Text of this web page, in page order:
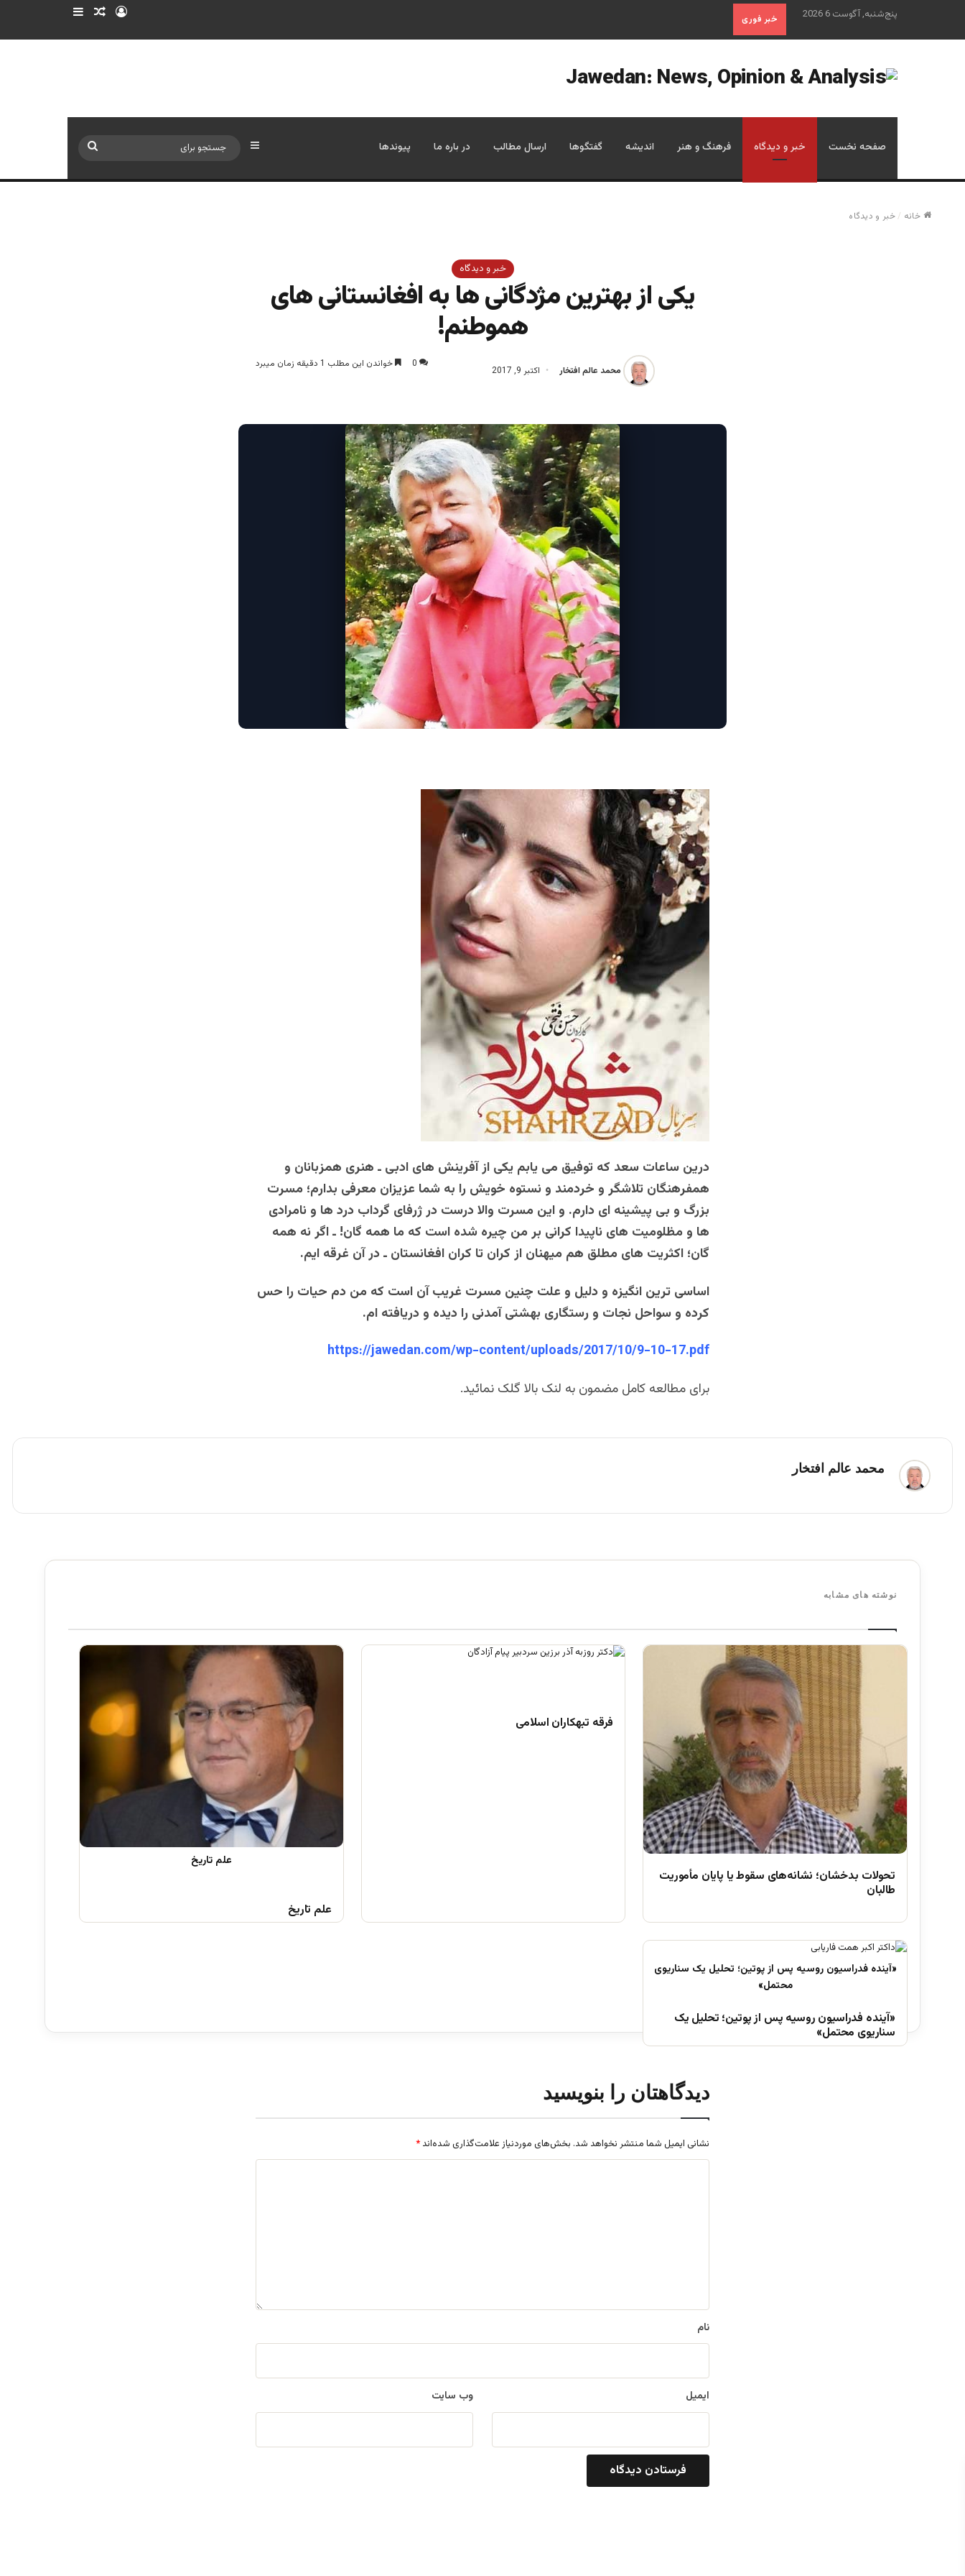
پنج‌شنبه, آگوست 6 2026 خبر فوری ورود نوشته تصادفی
صفحه نخست خبر و دیدگاه فرهنگ و هنر اندیشه گفتگوها ارسال مطالب در باره ما پیوندها سایدبار
خانه /خبر و دیدگاه
خبر و دیدگاه
یکی از بهترین مژدگانی ها به افغانستانی های
هموطنم!
محمد عالم افتخار اکتبر 9, 2017
0 خواندن این مطلب 1 دقیقه زمان میبرد
درین ساعات سعد که توفیق می یابم یکی از آفرینش های ادبی ـ هنری همزبانان و
همفرهنگان تلاشگر و خردمند و نستوه خویش را به شما عزیزان معرفی بدارم؛ مسرت
بزرگ و بی پیشینه ای دارم. و این مسرت والا درست در ژرفای گرداب درد ها و نامرادی
ها و مظلومیت های ناپیدا کرانی بر من چیره شده است که ما همه گان! ـ اگر نه همه
گان؛ اکثریت های مطلق هم میهنان از کران تا کران افغانستان ـ در آن غرقه ایم.
اساسی ترین انگیزه و دلیل و علت چنین مسرت غریب آن است که من دم حیات را حس
کرده و سواحل نجات و رستگاری بهشتی آمدنی را دیده و دریافته ام.
https://jawedan.com/wp-content/uploads/2017/10/9-10-17.pdf
برای مطالعه کامل مضمون به لنک بالا گلک نمائید.
محمد عالم افتخار
نوشته های مشابه
تحولات بدخشان؛ نشانه‌های سقوط یا پایان مأموریت
طالبان
فرقه تبهکاران اسلامی
علم تاریخ
«آینده فدراسیون روسیه پس از پوتین؛ تحلیل یک
سناریوی محتمل»
دیدگاهتان را بنویسید
نشانی ایمیل شما منتشر نخواهد شد. بخش‌های موردنیاز علامت‌گذاری شده‌اند *
نام
ایمیل وب‌ سایت